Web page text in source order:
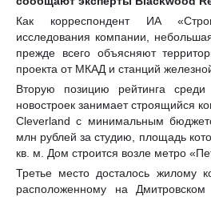
Как корреспондент ИА
исследования компании,
прежде всего объясняют
проекта от МКАД и станций
Вторую позицию рейтинга среди
новостроек занимает строящийся
Cleverland с минимальным
млн рублей за студию, площадь
кв. м. Дом строится возле метро
Третье место досталось жилому
расположенному на